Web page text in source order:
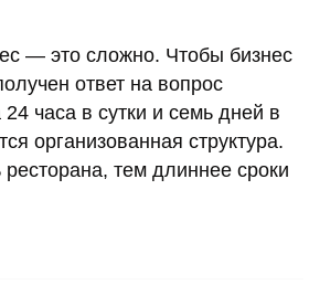
— это сложно. Чтобы бизнес
ответ на вопрос
часа в сутки и семь дней в
организованная структура.
тем длиннее сроки